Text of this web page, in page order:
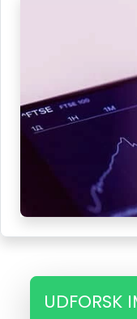
UDFORSK